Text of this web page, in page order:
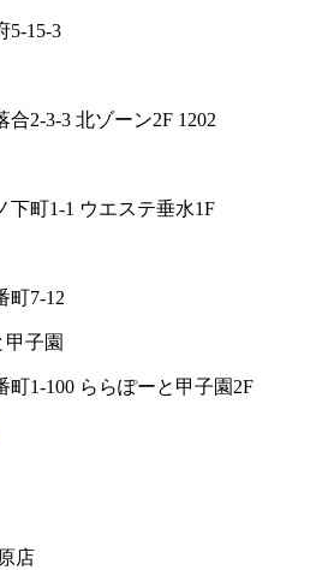
5-15-3
2-3-3 北ゾーン2F 1202
下町1-1 ウエステ垂水1F
町7-12
子園
1-100 ららぽーと甲子園2F
店